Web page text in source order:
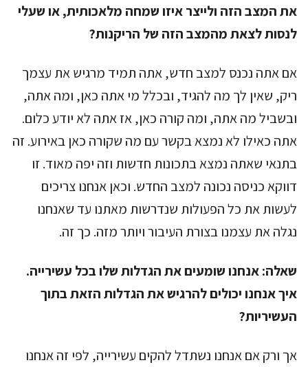
את המצב הזה ולייצר איזו שמחה מלאכותית, או שעלי
לנסות לצאת מהמצב הזה של הריקנות?
אם אתה נכנס למצב חדש, אתה תמיד מרגיש את עצמך
ריק, שאין לך מה להגיד, ובכלל מי אתה כאן, ומה אתה,
ובשביל מה אתה, ומה קורה כאן, אז אתה לא יודע כלום.
אתה כאילו לא נמצא בקשר עם מה שקורה כאן באירוע. זה
בתנאי שאתה נמצא בתכונות חדשות וזה יפה מאוד. זו
דווקא כניסה נכונה למצב החדש. וכאן אנחנו צריכים
לעשות את כל הפעולות שנדרשות מאתנו עד שאנחנו
נגלה את עצמנו בצורת העיבור ויותר מזה. כך זה.
שאלה:אנחנו שומעים את הגדלות שלו בכל עשירייה.
איך אנחנו יכולים להרגיש את הגדלות הזאת בתוך
העשיריות?
אך ורק אם אנחנו נשתדל להקים עשירייה, לפי זה אנחנו